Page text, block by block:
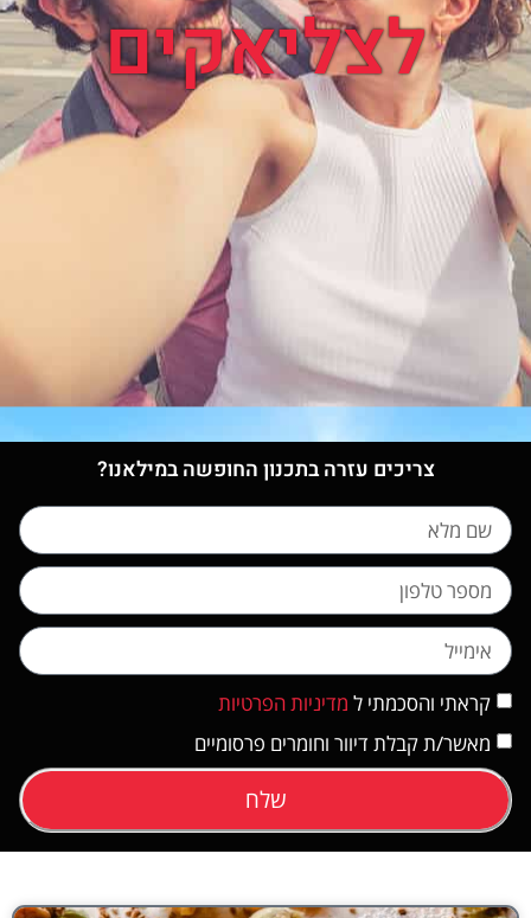
לצליאקים
צריכים עזרה בתכנון החופשה במילאנו?
קראתי והסכמתי ל מדיניות הפרטיות
מאשר/ת קבלת דיוור וחומרים פרסומיים
שלח